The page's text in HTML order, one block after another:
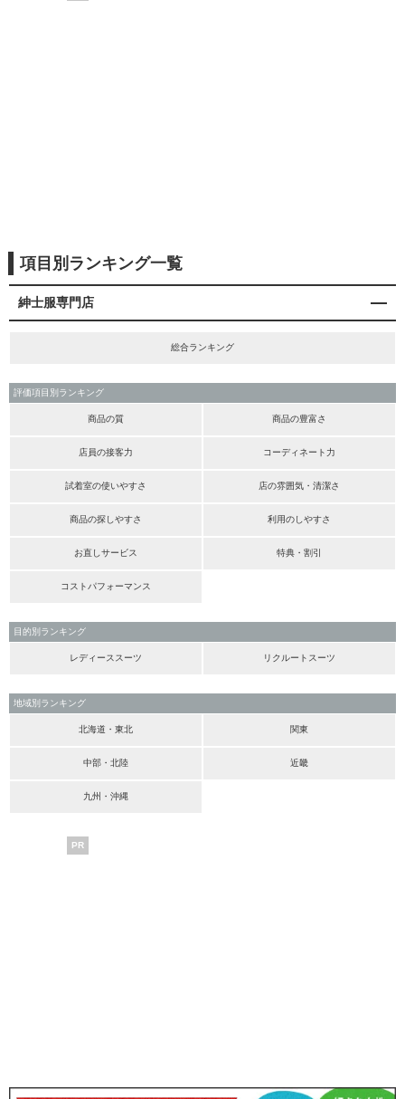
項目別ランキング一覧
紳士服専門店
総合ランキング
評価項目別ランキング
商品の質 商品の豊富さ
店員の接客力 コーディネート力
試着室の使いやすさ 店の雰囲気・清潔さ
商品の探しやすさ 利用のしやすさ
お直しサービス 特典・割引
コストパフォーマンス
目的別ランキング
レディーススーツ リクルートスーツ
地域別ランキング
北海道・東北 関東
中部・北陸 近畿
九州・沖縄
PR